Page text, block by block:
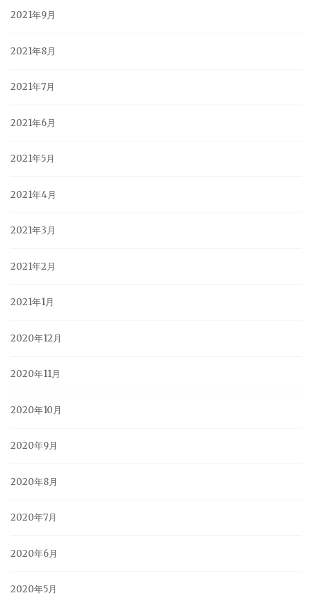
2021年9月
2021年8月
2021年7月
2021年6月
2021年5月
2021年4月
2021年3月
2021年2月
2021年1月
2020年12月
2020年11月
2020年10月
2020年9月
2020年8月
2020年7月
2020年6月
2020年5月